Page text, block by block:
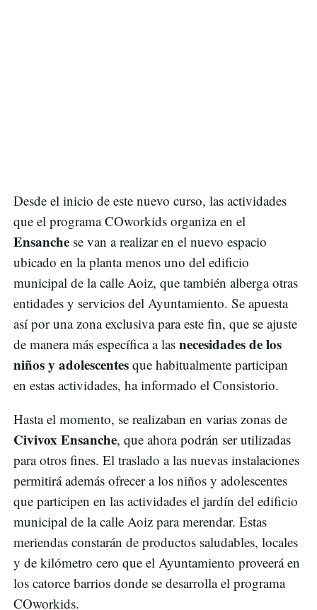
Desde el inicio de este nuevo curso, las actividades
que el programa COworkids organiza en el
Ensanche se van a realizar en el nuevo espacio
ubicado en la planta menos uno del edificio
municipal de la calle Aoiz, que también alberga otras
entidades y servicios del Ayuntamiento. Se apuesta
así por una zona exclusiva para este fin, que se ajuste
de manera más específica a las necesidades de los
niños y adolescentes que habitualmente participan
en estas actividades, ha informado el Consistorio.
Hasta el momento, se realizaban en varias zonas de
Civivox Ensanche, que ahora podrán ser utilizadas
para otros fines. El traslado a las nuevas instalaciones
permitirá además ofrecer a los niños y adolescentes
que participen en las actividades el jardín del edificio
municipal de la calle Aoiz para merendar. Estas
meriendas constarán de productos saludables, locales
y de kilómetro cero que el Ayuntamiento proveerá en
los catorce barrios donde se desarrolla el programa
COworkids.